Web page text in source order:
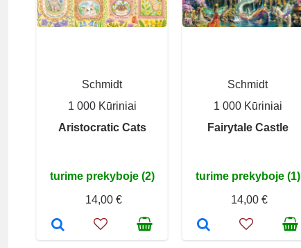
Schmidt
1 000 Kūriniai
Aristocratic Cats
turime prekyboje (2)
14,00 €
Schmidt
1 000 Kūriniai
Fairytale Castle
turime prekyboje (1)
14,00 €